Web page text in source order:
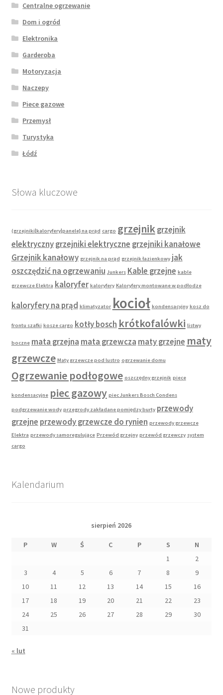
Centralne ogrzewanie
Dom i ogród
Elektronika
Garderoba
Motoryzacja
Naczepy
Piece gazowe
Przemysł
Turystyka
Łódź
Słowa kluczowe
(grzejniki|kaloryfery|panele} na prąd cargo grzejnik grzejnik
elektryczny grzejniki elektryczne grzejniki kanałowe
Grzejnik kanałowy grzejnik na prąd grzejnik łazienkowy jak
oszczędzić na ogrzewaniu Junkers Kable grzejne kable
grzewcze Elektra kaloryfer kaloryfery Kaloryfery montowane w podłodze
kaloryfery na prąd klimatyzator kocioł kondensacyjny kosz do
frontu szafki kosze cargo kotły bosch krótkofalówki listwy
boczne mata grzejna mata grzewcza maty grzejne maty
grzewcze Maty grzewcze pod lustro ogrzewanie domu
Ogrzewanie podłogowe oszczędny grzejnik piece
kondensacyjne piec gazowy piec Junkers Bosch Condens
podgrzewanie wody przegrody zakładane pomiędzy burty przewody
grzejne przewody grzewcze do rynien przewody grzewcze
Elektra przewody samoregulujące Przewód grzejny przewód grzewczy system
cargo
Kalendarium
sierpień 2026
P W Ś C P S
N
1
2
3
4 5 6 7 8
9
10
11 12 13 14 15
16
17
18 19 20 21 22
23
24
25 26 27 28 29
30
31
« lut
Nowe produkty